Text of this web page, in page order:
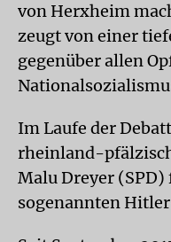
von Herxheim
zeugt von einer
gegenüber allen
Im Laufe der
rheinland-
Malu Dreyer
sogenannten